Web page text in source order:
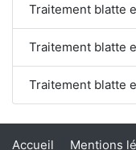
Traitement blatte
Traitement blatte
Traitement blatte
Accueil Mentions